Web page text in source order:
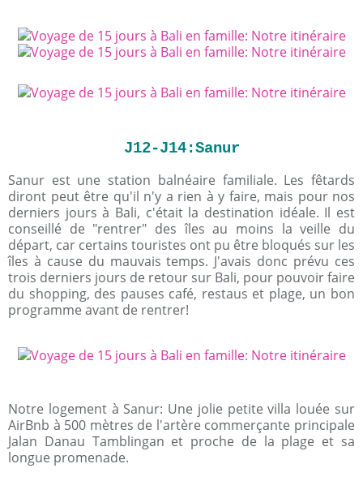
J12-J14:Sanur
Sanur est une station balnéaire familiale. Les fêtards
diront peut être qu'il n'y a rien à y faire, mais pour nos
derniers jours à Bali, c'était la destination idéale. Il est
conseillé de "rentrer" des îles au moins la veille du
départ, car certains touristes ont pu être bloqués sur les
îles à cause du mauvais temps. J'avais donc prévu ces
trois derniers jours de retour sur Bali, pour pouvoir faire
du shopping, des pauses café, restaus et plage, un bon
programme avant de rentrer!
Notre logement à Sanur: Une jolie petite villa louée sur
AirBnb à 500 mètres de l'artère commerçante principale
Jalan Danau Tamblingan et proche de la plage et sa
longue promenade.